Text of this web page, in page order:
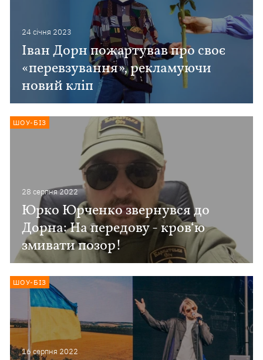
24 сiчня 2023
Іван Дорн пожартував про своє
«перевзування», рекламуючи
новий кліп
28 серпня 2022
Юрко Юрченко звернувся до
Дорна: На передову - кров‘ю
змивати позор!
ШОУ-БІЗ
16 серпня 2022
ШОУ-БІЗ